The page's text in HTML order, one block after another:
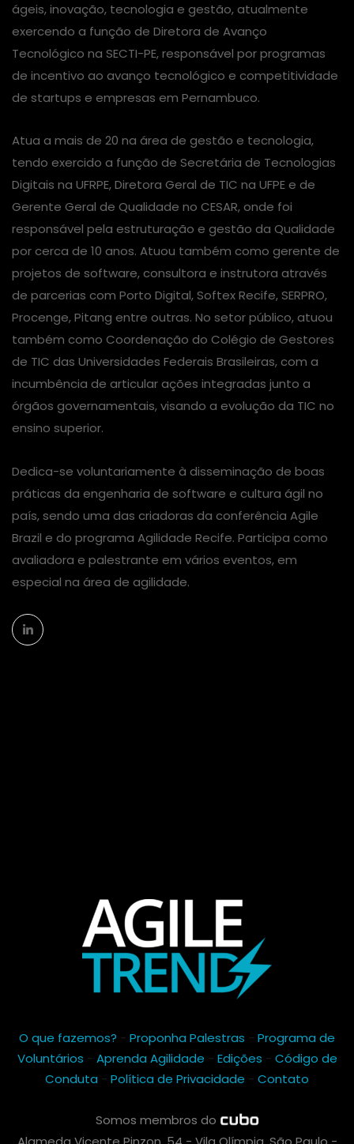
ágeis, inovação, tecnologia e gestão, atualmente
exercendo a função de Diretora de Avanço
Tecnológico na SECTI-PE, responsável por programas
de incentivo ao avanço tecnológico e competitividade
de startups e empresas em Pernambuco.
Atua a mais de 20 na área de gestão e tecnologia,
tendo exercido a função de Secretária de Tecnologias
Digitais na UFRPE, Diretora Geral de TIC na UFPE e de
Gerente Geral de Qualidade no CESAR, onde foi
responsável pela estruturação e gestão da Qualidade
por cerca de 10 anos. Atuou também como gerente de
projetos de software, consultora e instrutora através
de parcerias com Porto Digital, Softex Recife, SERPRO,
Procenge, Pitang entre outras. No setor público, atuou
também como Coordenação do Colégio de Gestores
de TIC das Universidades Federais Brasileiras, com a
incumbência de articular ações integradas junto a
órgãos governamentais, visando a evolução da TIC no
ensino superior.
Dedica-se voluntariamente à disseminação de boas
práticas da engenharia de software e cultura ágil no
país, sendo uma das criadoras da conferência Agile
Brazil e do programa Agilidade Recife. Participa como
avaliadora e palestrante em vários eventos, em
especial na área de agilidade.
O que fazemos? - Proponha Palestras - Programa de
Voluntários - Aprenda Agilidade - Edições - Código de
Conduta - Política de Privacidade - Contato
Somos membros do